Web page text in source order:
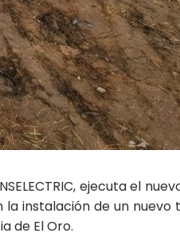
ejecuta el
instalación de un
de El Oro.